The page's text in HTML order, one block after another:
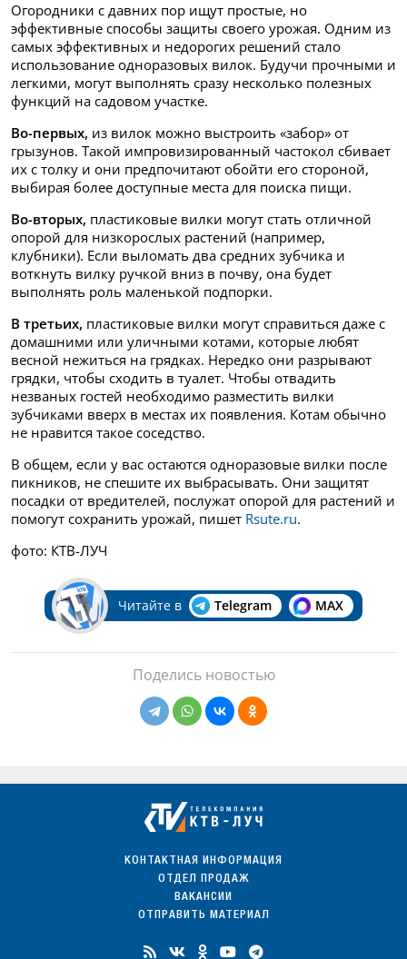
Огородники с давних пор ищут простые, но
эффективные способы защиты своего урожая. Одним из
самых эффективных и недорогих решений стало
использование одноразовых вилок. Будучи прочными и
легкими, могут выполнять сразу несколько полезных
функций на садовом участке.
Во-первых, из вилок можно выстроить «забор» от
грызунов. Такой импровизированный частокол сбивает
их с толку и они предпочитают обойти его стороной,
выбирая более доступные места для поиска пищи.
Во-вторых, пластиковые вилки могут стать отличной
опорой для низкорослых растений (например,
клубники). Если выломать два средних зубчика и
воткнуть вилку ручкой вниз в почву, она будет
выполнять роль маленькой подпорки.
В третьих, пластиковые вилки могут справиться даже с
домашними или уличными котами, которые любят
весной нежиться на грядках. Нередко они разрывают
грядки, чтобы сходить в туалет. Чтобы отвадить
незваных гостей необходимо разместить вилки
зубчиками вверх в местах их появления. Котам обычно
не нравится такое соседство.
В общем, если у вас остаются одноразовые вилки после
пикников, не спешите их выбрасывать. Они защитят
посадки от вредителей, послужат опорой для растений и
помогут сохранить урожай, пишет Rsute.ru.
фото: КТВ-ЛУЧ
Читайте в Telegram MAX
Поделись новостью
КОНТАКТНАЯ ИНФОРМАЦИЯ
ОТДЕЛ ПРОДАЖ
ВАКАНСИИ
ОТПРАВИТЬ МАТЕРИАЛ